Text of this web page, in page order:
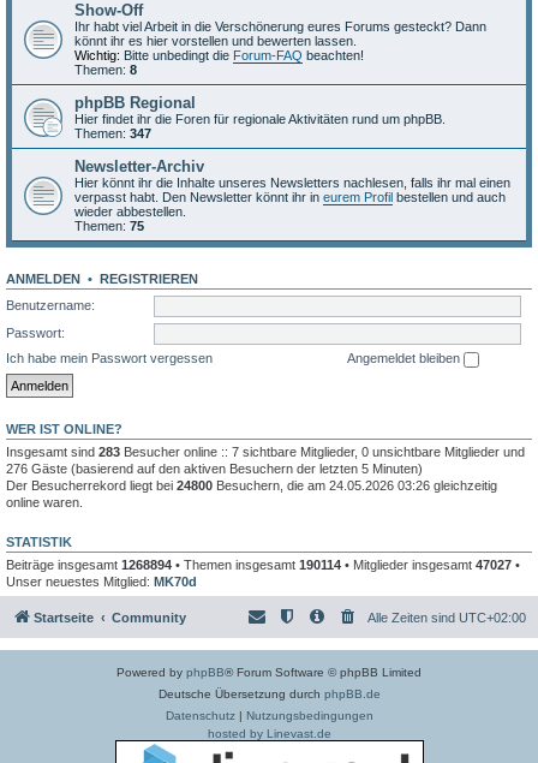
Show-Off
Ihr habt viel Arbeit in die Verschönerung eures Forums gesteckt? Dann
könnt ihr es hier vorstellen und bewerten lassen.
Wichtig: Bitte unbedingt die Forum-FAQ beachten!
Themen: 8
phpBB Regional
Hier findet ihr die Foren für regionale Aktivitäten rund um phpBB.
Themen: 347
Newsletter-Archiv
Hier könnt ihr die Inhalte unseres Newsletters nachlesen, falls ihr mal einen
verpasst habt. Den Newsletter könnt ihr in eurem Profil bestellen und auch
wieder abbestellen.
Themen: 75
ANMELDEN • REGISTRIEREN
Benutzername:
Passwort:
Ich habe mein Passwort vergessen
Angemeldet bleiben
WER IST ONLINE?
Insgesamt sind 283 Besucher online :: 7 sichtbare Mitglieder, 0 unsichtbare Mitglieder und
276 Gäste (basierend auf den aktiven Besuchern der letzten 5 Minuten)
Der Besucherrekord liegt bei 24800 Besuchern, die am 24.05.2026 03:26 gleichzeitig
online waren.
STATISTIK
Beiträge insgesamt 1268894 • Themen insgesamt 190114 • Mitglieder insgesamt 47027 •
Unser neuestes Mitglied: MK70d
Startseite Community Alle Zeiten sind UTC+02:00
Powered by phpBB® Forum Software © phpBB Limited
Deutsche Übersetzung durch phpBB.de
Datenschutz| Nutzungsbedingungen
hosted by Linevast.de